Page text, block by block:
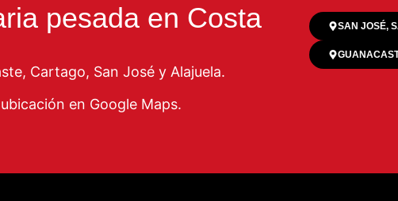
pesada en Costa
Cartago, San José y Alajuela.
en Google Maps.
SAN JOSÉ,